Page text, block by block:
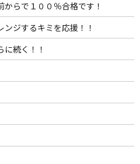
らで１００％合格です！
ジするキミを応援！！
続く！！